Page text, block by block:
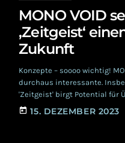
MONO VOID
‚Zeitgeist‘
Zukunft
Konzepte – soooo wichtig!
durchaus interessante.
'Zeitgeist' birgt Potential für
theoretisch. Also eigentlich
Werkes in die Zukunft, in
today 15. DEZEMBER 2023